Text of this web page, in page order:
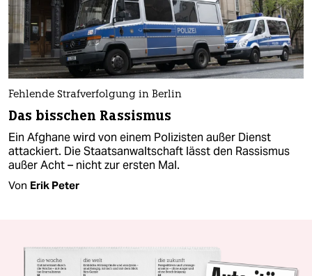
Fehlende Strafverfolgung in Berlin
Das bisschen Rassismus
Ein Afghane wird von einem Polizisten außer Dienst
attackiert. Die Staatsanwaltschaft lässt den Rassismus
außer Acht – nicht zur ersten Mal.
Von Erik Peter